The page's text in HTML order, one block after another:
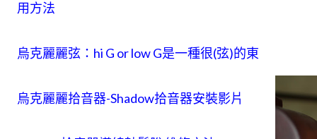
用方法
烏克麗麗弦：hi G or low G是一種很(弦)的東西~
烏克麗麗拾音器-Shadow拾音器安裝影片